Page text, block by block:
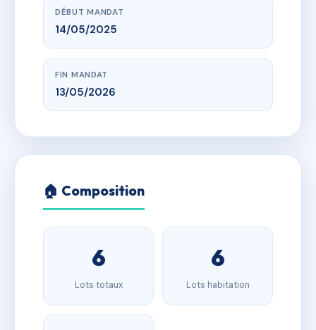
DÉBUT MANDAT
14/05/2025
FIN MANDAT
13/05/2026
🏠 Composition
6
Lots totaux
6
Lots habitation